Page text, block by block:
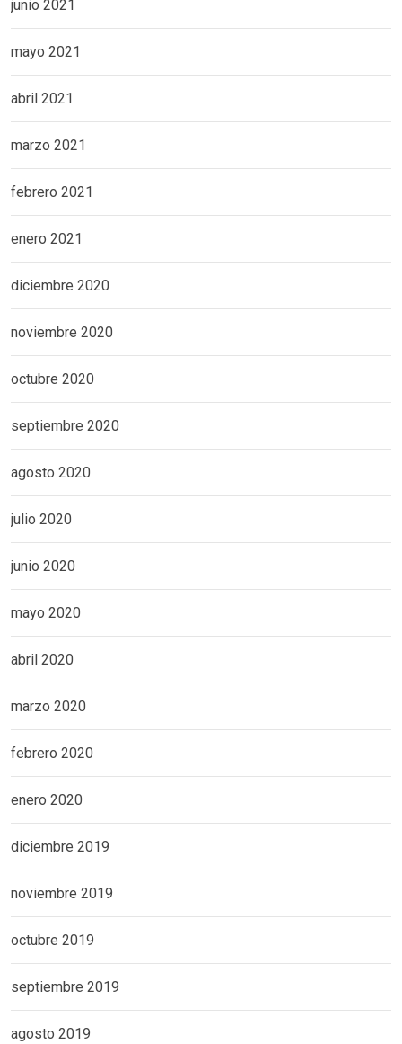
junio 2021
mayo 2021
abril 2021
marzo 2021
febrero 2021
enero 2021
diciembre 2020
noviembre 2020
octubre 2020
septiembre 2020
agosto 2020
julio 2020
junio 2020
mayo 2020
abril 2020
marzo 2020
febrero 2020
enero 2020
diciembre 2019
noviembre 2019
octubre 2019
septiembre 2019
agosto 2019